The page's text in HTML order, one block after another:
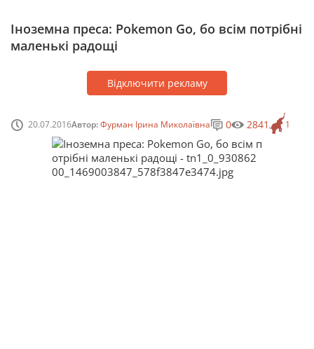
Іноземна преса: Pokemon Go, бо всім потрібні
маленькі радощі
Відключити рекламу
20.07.2016Автор:Фурман Ірина Миколаївна 1
0 2841